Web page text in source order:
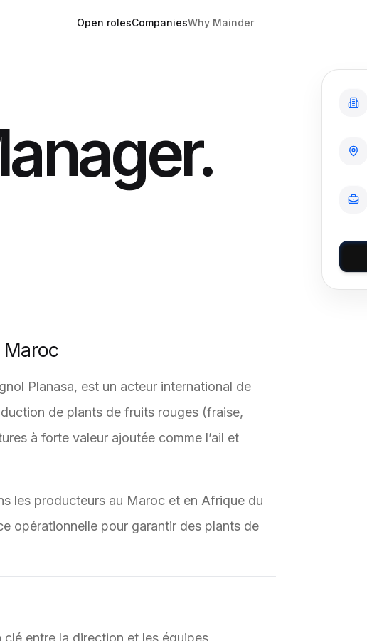
Open rolesCompaniesWhy Mainder
Maroc
Planasa, est un acteur international de
de plants de fruits rouges (fraise,
à forte valeur ajoutée comme l’ail et
les producteurs au Maroc et en Afrique du
opérationnelle pour garantir des plants de
clé entre la direction et les équipes